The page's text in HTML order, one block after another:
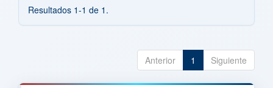
Resultados 1-1 de 1.
Anterior 1 Siguiente